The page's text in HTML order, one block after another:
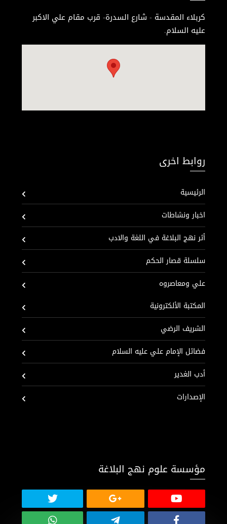
كربلاء المقدسة - شارع السدرة- قرب مقام علي الاكبر
عليه السلام.
روابط اخرى
الرئيسية
اخبار ونشاطات
أثر نهج البلاغة في اللغة والادب
سلسلة قصار الحكم
علي ومعاصروه
المكتبة الألكترونية
الشريف الرضي
فضائل الإمام علي عليه السلام
أدب الغدير
الإصدارات
مؤسسة علوم نهج البلاغة